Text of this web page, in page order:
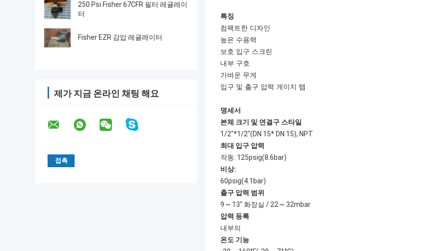
250 Psi Fisher 67CFR 필터 레귤레이
터
Fisher EZR 감압 레귤레이터
제가 지금 온라인 채팅 해요
특징
컴팩트한 디자인
높은 수용력
보호 입구 스크린
내부 구호
가벼운 무게
입구 및 출구 압력 게이지 탭
명세서
본체 크기 및 연결구 스타일
1/2"*1/2"(DN 15* DN 15), NPT
최대 입구 압력
작동: 125psig(8.6bar)
비상:
60psig(4.1bar)
출구 압력 범위
9 ~ 13" 화장실 / 22 ~ 32mbar
압력 등록
내부의
온도 기능